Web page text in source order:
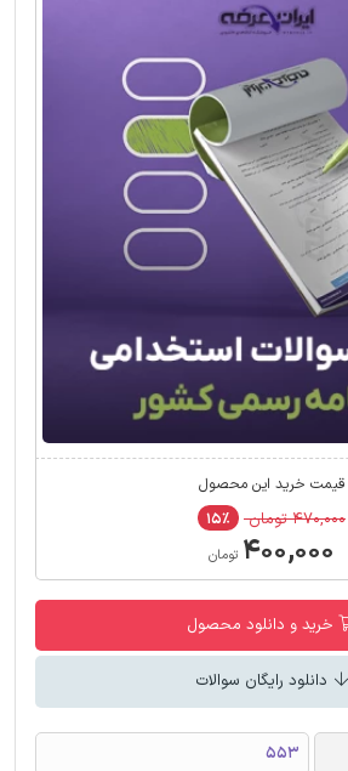
قیمت خرید این محصول
۴۷۰,۰۰۰ تومان ۱۵٪
۴۰۰,۰۰۰ تومان
خرید و دانلود محصول
دانلود رایگان سوالات
553